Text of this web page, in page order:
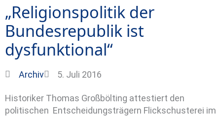
„Religionspolitik der
Bundesrepublik ist
dysfunktional“
Archiv 5. Juli 2016
Historiker Thomas Großbölting attestiert den
politischen Entscheidungsträgern Flickschusterei im